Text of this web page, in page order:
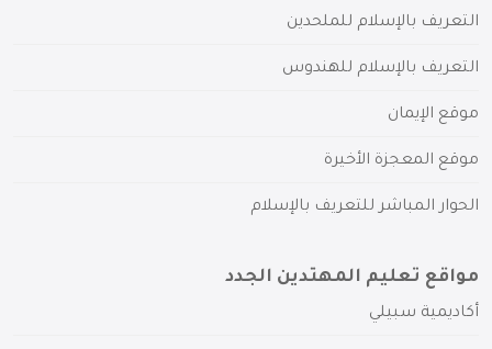
التعريف بالإسلام للملحدين
التعريف بالإسلام للهندوس
موقع الإيمان
موقع المعجزة الأخيرة
الحوار المباشر للتعريف بالإسلام
مواقع تعليم المهتدين الجدد
أكاديمية سبيلي